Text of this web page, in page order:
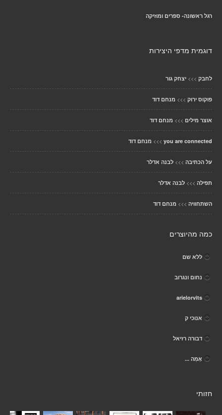
רגל ראשונה- ספרים ומוזיקה
דוגמית מדפי היצירות
לחבק >>> יצחק גור
פוקוס ירוק >>> מנחם דוד
אוצר מילים >>> מנחם דוד
you are connected
>>> מנחם דוד
על הכתיבה >>> לבנה אדלר
תפילה >>> לבנה אדלר
השתחוויה >>> מנחם דוד
כמה מהיוצרים
ללא שם
נחום ונגרוב
arielorvits
אנוכי ק
דבורה רזיאל
אֶמַה ...
חזותי